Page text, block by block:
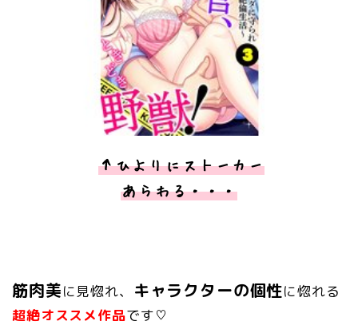
↑ひよりにストーカー
あらわる・・・
筋肉美に見惚れ、 キャラクターの個性に惚れる
超絶オススメ作品です♡